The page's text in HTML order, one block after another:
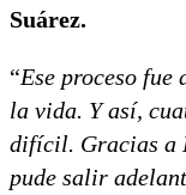
Suárez.
“Ese proceso fue
la vida. Y así,
difícil. Gracias a
pude salir